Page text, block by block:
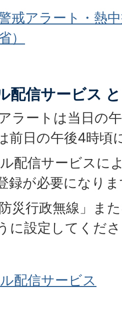
戒アラート・熱
）
配信サービス
ラートは当日の
前日の午後4時頃
配信サービスに
録が必要になり
災行政無線」ま
に設定してくだ
配信サービス